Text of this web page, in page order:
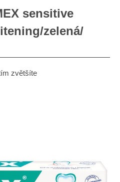
sensitive
zelená/
zvětšíte